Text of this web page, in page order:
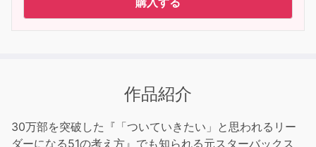
作品紹介
30万部を突破した『「ついていきたい」と思われるリー
ダーになる51の考え方』でも知られる元スターバックス